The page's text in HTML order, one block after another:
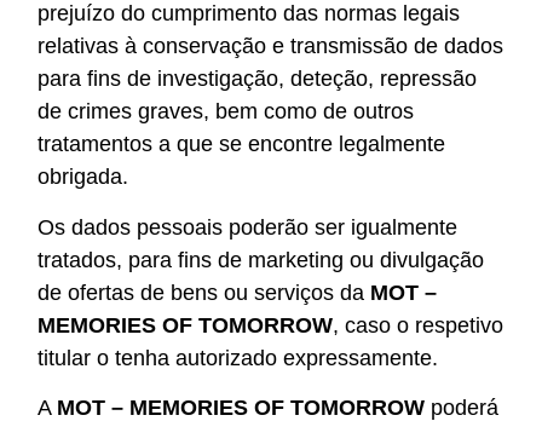
prejuízo do cumprimento das normas legais
relativas à conservação e transmissão de dados
para fins de investigação, deteção, repressão
de crimes graves, bem como de outros
tratamentos a que se encontre legalmente
obrigada.
Os dados pessoais poderão ser igualmente
tratados, para fins de marketing ou divulgação
de ofertas de bens ou serviços da MOT –
MEMORIES OF TOMORROW, caso o respetivo
titular o tenha autorizado expressamente.
A MOT – MEMORIES OF TOMORROW poderá